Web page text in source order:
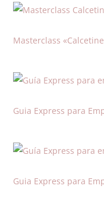
Masterclass
Guia Express para
Guia Express para